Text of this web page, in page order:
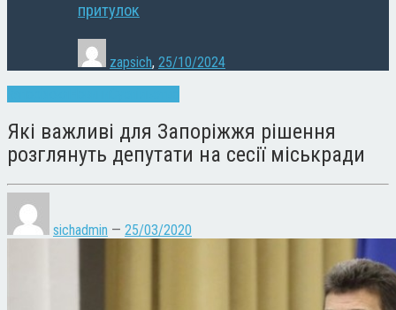
притулок
zapsich, 25/10/2024
Які важливі для Запоріжжя рішення
розглянуть депутати на сесії міськради
sichadmin — 25/03/2020